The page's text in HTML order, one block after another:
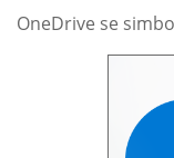
OneDrive se